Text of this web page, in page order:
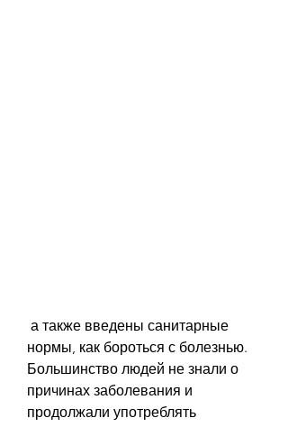
нормы, как бороться с болезнью.
Большинство людей не знали о
причинах заболевания и
продолжали употреблять